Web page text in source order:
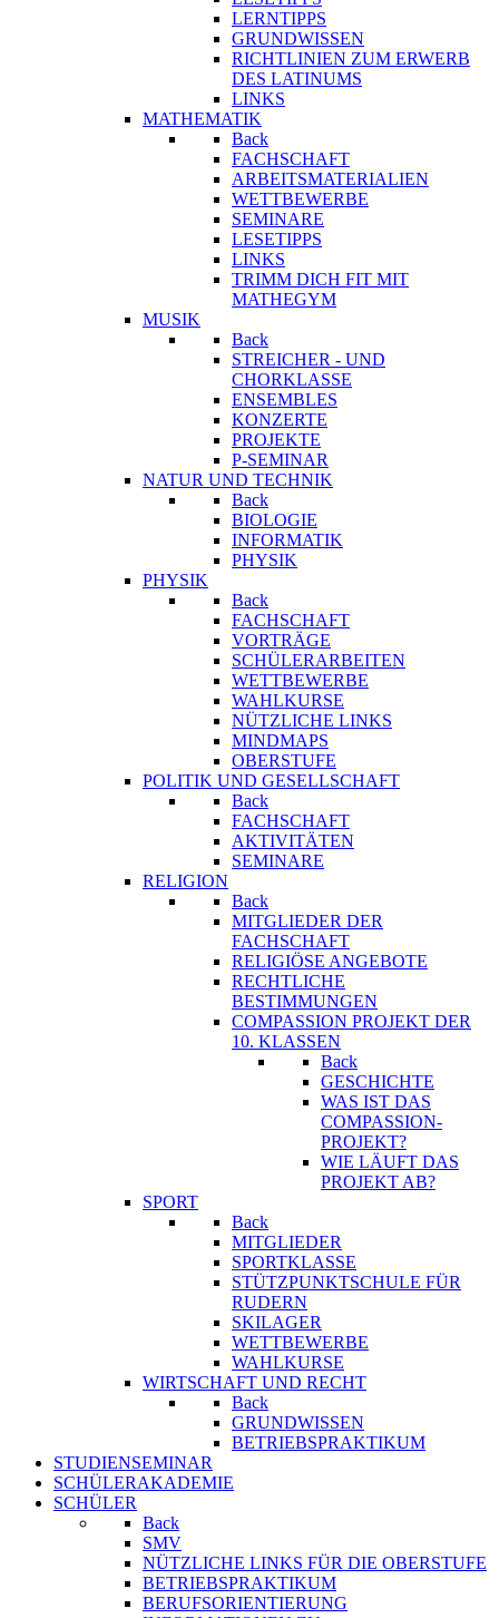
LERNTIPPS
GRUNDWISSEN
RICHTLINIEN ZUM ERWERB
DES LATINUMS
LINKS
MATHEMATIK
Back
FACHSCHAFT
ARBEITSMATERIALIEN
WETTBEWERBE
SEMINARE
LESETIPPS
LINKS
TRIMM DICH FIT MIT
MATHEGYM
MUSIK
Back
STREICHER - UND
CHORKLASSE
ENSEMBLES
KONZERTE
PROJEKTE
P-SEMINAR
NATUR UND TECHNIK
Back
BIOLOGIE
INFORMATIK
PHYSIK
PHYSIK
Back
FACHSCHAFT
VORTRÄGE
SCHÜLERARBEITEN
WETTBEWERBE
WAHLKURSE
NÜTZLICHE LINKS
MINDMAPS
OBERSTUFE
POLITIK UND GESELLSCHAFT
Back
FACHSCHAFT
AKTIVITÄTEN
SEMINARE
RELIGION
Back
MITGLIEDER DER
FACHSCHAFT
RELIGIÖSE ANGEBOTE
RECHTLICHE
BESTIMMUNGEN
COMPASSION PROJEKT DER
10. KLASSEN
Back
GESCHICHTE
WAS IST DAS
COMPASSION-
PROJEKT?
WIE LÄUFT DAS
PROJEKT AB?
SPORT
Back
MITGLIEDER
SPORTKLASSE
STÜTZPUNKTSCHULE FÜR
RUDERN
SKILAGER
WETTBEWERBE
WAHLKURSE
WIRTSCHAFT UND RECHT
Back
GRUNDWISSEN
BETRIEBSPRAKTIKUM
STUDIENSEMINAR
SCHÜLERAKADEMIE
SCHÜLER
Back
SMV
NÜTZLICHE LINKS FÜR DIE OBERSTUFE
BETRIEBSPRAKTIKUM
BERUFSORIENTIERUNG